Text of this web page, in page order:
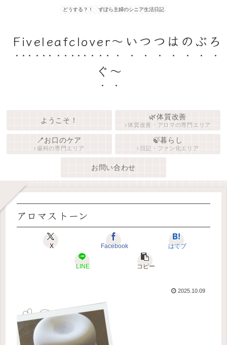
どうする？！ ずぼら主婦のシニア生活日記
Fiveleafclover〜いつつはのぶろ
ぐ〜
ようこそ！ 🌿体質改善
体質改善・アロマの専門エリア
🪥お口のケア
歯科の専門エリア
🍃暮らし
日記・ファン化エリア
お問い合わせ
アロマストーン
X Facebook はてブ
LINE コピー
2025.10.09